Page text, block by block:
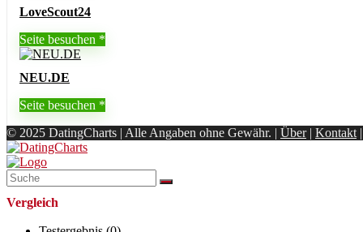
LoveScout24
Seite besuchen
NEU.DE
Seite besuchen
© 2025 DatingCharts | Alle Angaben ohne Gewähr. | Über| Kontakt |
Vergleich